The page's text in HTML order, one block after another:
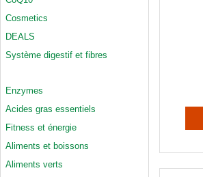
Cosmetics
DEALS
Système digestif et fibres
Enzymes
Acides gras essentiels
Fitness et énergie
Aliments et boissons
Aliments verts